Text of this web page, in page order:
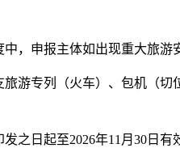
中，申报主体如出现重大旅
旅游专列（火车）、包机（
发之日起至2026年11月30日